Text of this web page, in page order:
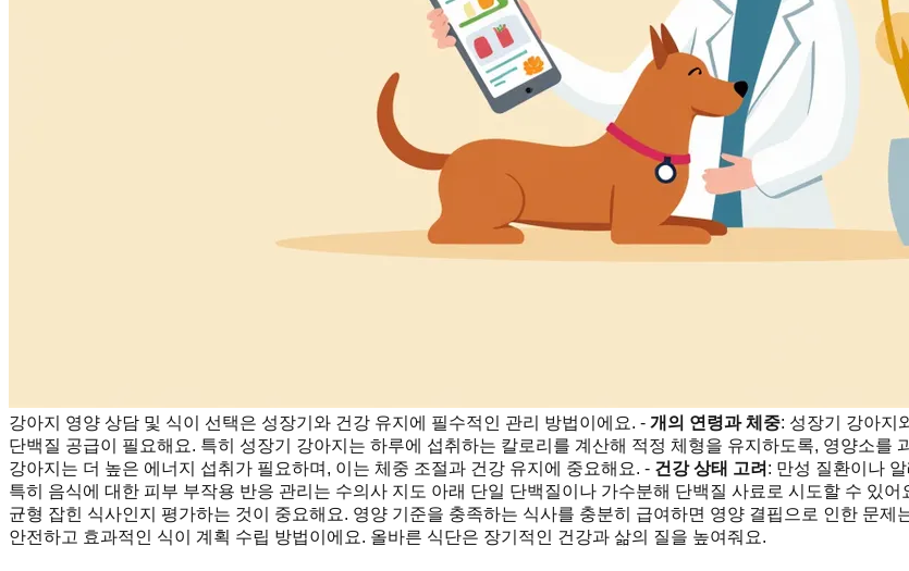
강아지 영양 상담 및 식이 선택은 성장기와 건강 유지에 필수적인 관리 방법이에요. - 개의 연령과 체중: 성장기 강아지
단백질 공급이 필요해요. 특히 성장기 강아지는 하루에 섭취하는 칼로리를 계산해 적정 체형을 유지하도록, 영양소를
강아지는 더 높은 에너지 섭취가 필요하며, 이는 체중 조절과 건강 유지에 중요해요. - 건강 상태 고려 : 만성 질환이나
특히 음식에 대한 피부 부작용 반응 관리는 수의사 지도 아래 단일 단백질이나 가수분해 단백질 사료로 시도할 수 있어
균형 잡힌 식사인지 평가하는 것이 중요해요. 영양 기준을 충족하는 식사를 충분히 급여하면 영양 결핍으로 인한 문제
안전하고 효과적인 식이 계획 수립 방법이에요. 올바른 식단은 장기적인 건강과 삶의 질을 높여줘요.